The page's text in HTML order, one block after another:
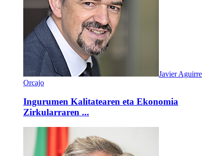
Javier Aguirre
Orcajo
Ingurumen Kalitatearen eta Ekonomia
Zirkularraren ...